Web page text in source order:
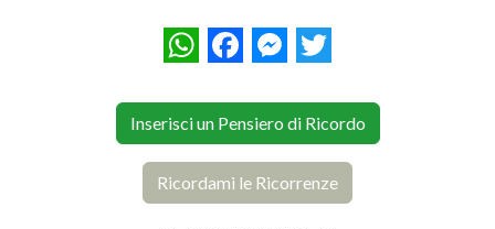
WhatsAppFacebookMessenger
Twitter
Inserisci un Pensiero di Ricordo
Ricordami le Ricorrenze